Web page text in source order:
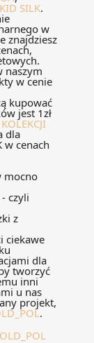
KID SILK.
w
znajdziesz
naszym
w cenie
kupować
jest 1zł
dla
w cenach
mocno
czyli
z
ciekawe
dla
tworzyć
inni
u nas
projekt,
.